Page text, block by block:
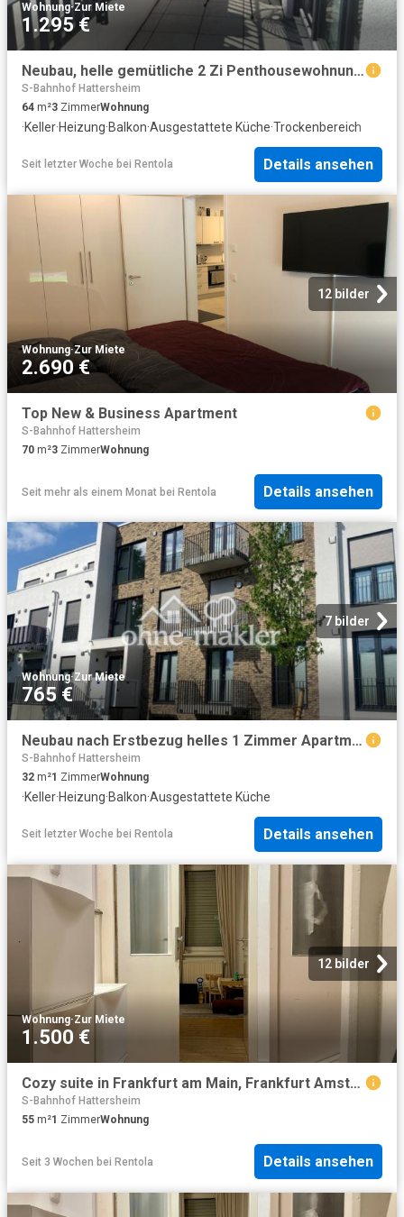
Wohnung·Zur Miete
1.295 €
Neubau, helle gemütliche 2 Zi Penthousewohnung, Balkon, EBK, KfW40
S-Bahnhof Hattersheim
64 m²3 ZimmerWohnung
·Keller·Heizung·Balkon·Ausgestattete Küche·Trockenbereich
Seit letzter Woche bei Rentola Details ansehen
12 bilder
Wohnung·Zur Miete
2.690 €
Top New & Business Apartment
S-Bahnhof Hattersheim
70 m²3 ZimmerWohnung
Seit mehr als einem Monat bei Rentola Details ansehen
7 bilder
Wohnung·Zur Miete
765 €
Neubau nach Erstbezug helles 1 Zimmer Apartment KfW 40+, EBK, Balkon
S-Bahnhof Hattersheim
32 m²1 ZimmerWohnung
·Keller·Heizung·Balkon·Ausgestattete Küche
Seit letzter Woche bei Rentola Details ansehen
12 bilder
Wohnung·Zur Miete
1.500 €
Cozy suite in Frankfurt am Main, Frankfurt Amsterdam Apartments for Rent
S-Bahnhof Hattersheim
55 m²1 ZimmerWohnung
Seit 3 Wochen bei Rentola Details ansehen